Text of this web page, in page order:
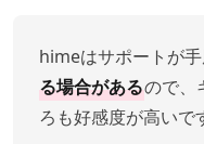
himeはサポートが手
る場合があるので、
ろも好感度が高いで